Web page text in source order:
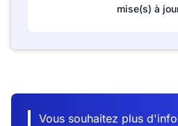
mise(s) à
Vous souhaitez plus